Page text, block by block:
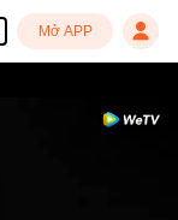
Mở APP